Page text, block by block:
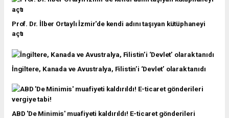
Prof. Dr. İlber Ortaylı İzmir'de kendi adını taşıyan kütüphaneyi
açtı
İngiltere, Kanada ve Avustralya, Filistin’i ‘Devlet’ olarak tanıdı
ABD 'De Minimis' muafiyeti kaldırıldı! E-ticaret gönderileri